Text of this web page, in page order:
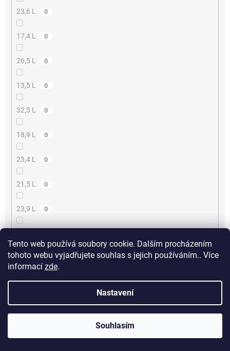
Tento web používá soubory cookie. Dalším procházením
tohoto webu vyjadřujete souhlas s jejich používáním.. Více
informací zde.
Nastavení
Souhlasím
23,6 L 0
17,4 L 0
26,5 L 0
13,5 L 0
32,5 L 0
18,9 L 0
23,4 L 0
21,5 L 0
23,9 L 0
25,54 L 0
6,3 L 0
26,4 L 0
Určení